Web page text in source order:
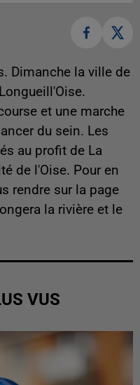
Dimanche la ville de
et une marche
du sein. Les
au profit de La
de l'Oise. Pour en
rendre sur la page
la rivière et le
VUS